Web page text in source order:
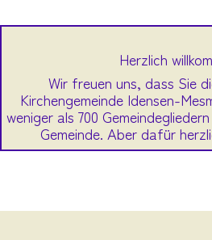
Herzlich
Wir freuen uns, dass Sie
Kirchengemeinde Idensen-
weniger als 700
Gemeinde. Aber dafür